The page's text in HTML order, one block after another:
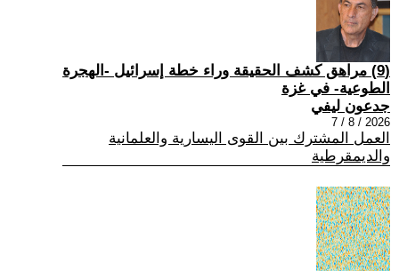
(9) مراهق كشف الحقيقة وراء خطة إسرائيل -الهجرة
الطوعية- في غزة
جدعون ليفي
2026 / 8 / 7
العمل المشترك بين القوى اليسارية والعلمانية
والديمقرطية